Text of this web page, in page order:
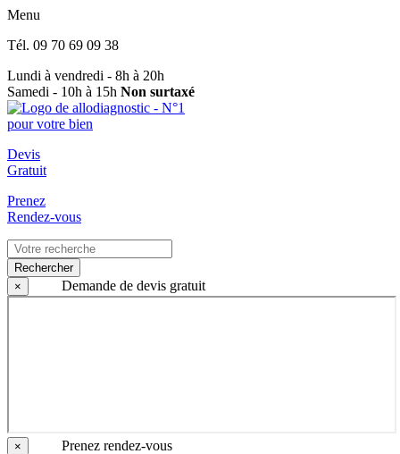
Menu
Tél. 09 70 69 09 38
Lundi à vendredi - 8h à 20h
Samedi - 10h à 15h Non surtaxé
Devis
Gratuit
Prenez
Rendez-vous
Rechercher
×
Demande de devis gratuit
× Prenez rendez-vous